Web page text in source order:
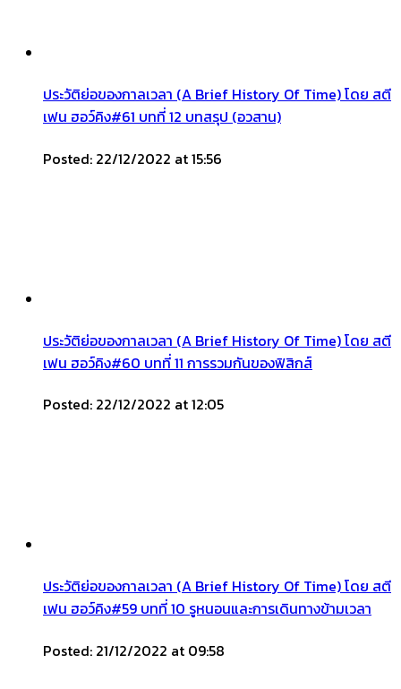
ประวัติย่อของกาลเวลา (A Brief History Of Time) โดย สตี
เฟน ฮอว์คิง#61 บทที่ 12 บทสรุป (อวสาน)
Posted: 22/12/2022 at 15:56
ประวัติย่อของกาลเวลา (A Brief History Of Time) โดย สตี
เฟน ฮอว์คิง#60 บทที่ 11 การรวมกันของฟิสิกส์
Posted: 22/12/2022 at 12:05
ประวัติย่อของกาลเวลา (A Brief History Of Time) โดย สตี
เฟน ฮอว์คิง#59 บทที่ 10 รูหนอนและการเดินทางข้ามเวลา
Posted: 21/12/2022 at 09:58